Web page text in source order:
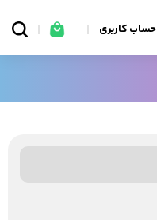
حساب کاربری